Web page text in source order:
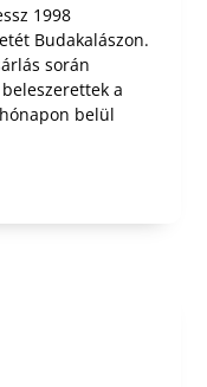
1998
Budakalászon.
során
a
belül